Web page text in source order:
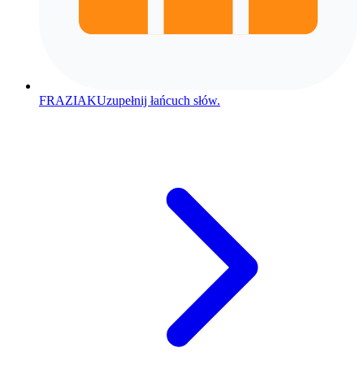
FRAZIAKUzupełnij łańcuch słów.